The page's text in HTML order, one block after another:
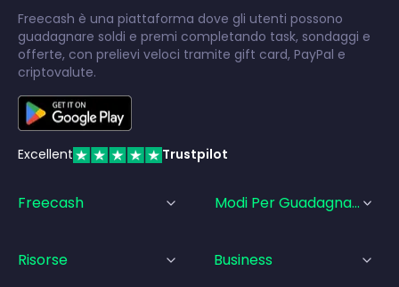
Freecash è una piattaforma dove gli utenti possono
guadagnare soldi e premi completando task, sondaggi e
offerte, con prelievi veloci tramite gift card, PayPal e
criptovalute.
Excellent Trustpilot
Freecash Modi Per Guadagnare
Risorse Business